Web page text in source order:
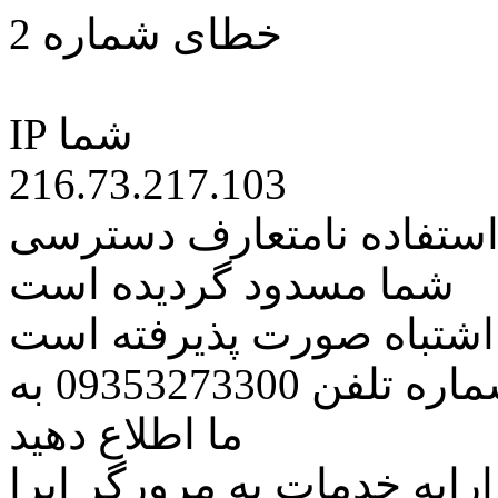
خطای شماره 2
IP شما
216.73.217.103
نامتعارف دسترسی
شما مسدود گردیده است
اشتباه صورت پذیرفته است
مراتب این مسئله را از طریق شماره تلفن 09353273300 به
ما اطلاع دهید
خدمات به مرورگر اپرا